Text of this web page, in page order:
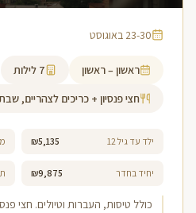
23-30 באוגוסט
ראשון – ראשון 7 לילות
חצי פנסיון + כריכים לצהריים,
ילד עד גיל 12 ₪5,135
יחיד בחדר ₪9,875
כולל טיסות, העברות וטיולים. חצי